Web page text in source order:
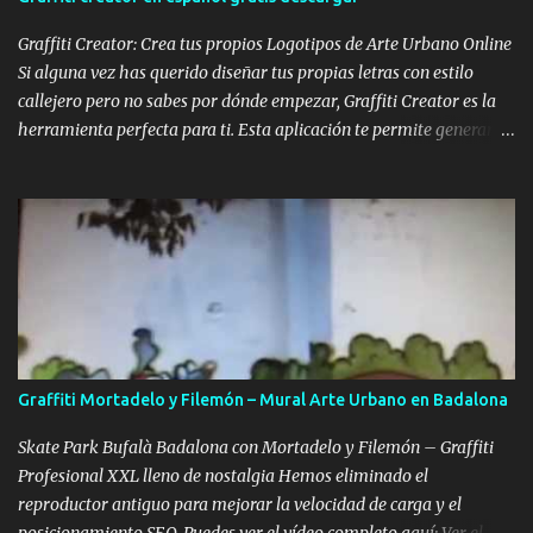
las crews más famosas y respetadas en toda Europa. Preparar tus
...
Graffiti Creator: Crea tus propios Logotipos de Arte Urbano Online
Si alguna vez has querido diseñar tus propias letras con estilo
callejero pero no sabes por dónde empezar, Graffiti Creator es la
herramienta perfecta para ti. Esta aplicación te permite generar
funcionamiento es muy intuitivo: simplemente tecleas la palabra o
el nombre que desees y el sistema genera automáticamente una
fuente diseñada lista para ser transformada. A partir de ahí,
puedes utilizar diferentes herramientas para modificar colores,
añadir sombras, brillos y efectos que harán que tu logotipo de
graffiti sea realmente especial y único. Ejemplo de diseño creado
con la herramienta Graffiti Creator Personalización de fuentes y
estilos urbanos El tipo de letra que ves arriba es solo una de las
muc...
Graffiti Mortadelo y Filemón – Mural Arte Urbano en Badalona
Skate Park Bufalà Badalona con Mortadelo y Filemón – Graffiti
Profesional XXL lleno de nostalgia Hemos eliminado el
reproductor antiguo para mejorar la velocidad de carga y el